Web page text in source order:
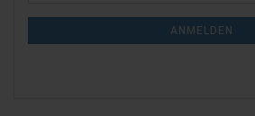
ANMELDEN